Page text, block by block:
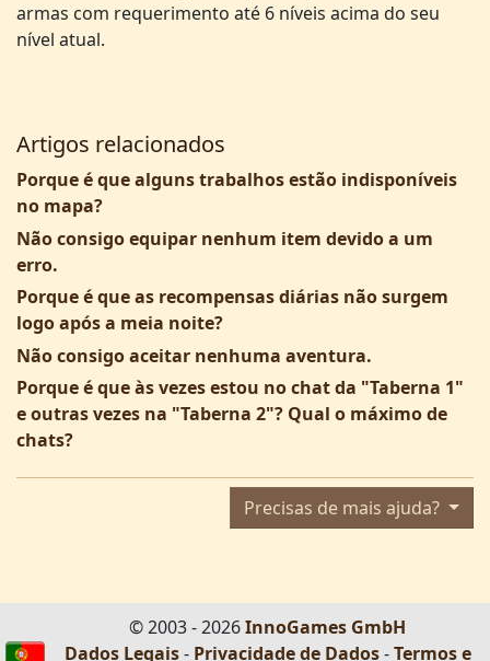
armas com requerimento até 6 níveis acima do seu
nível atual.
Artigos relacionados
Porque é que alguns trabalhos estão indisponíveis
no mapa?
Não consigo equipar nenhum item devido a um
erro.
Porque é que as recompensas diárias não surgem
logo após a meia noite?
Não consigo aceitar nenhuma aventura.
Porque é que às vezes estou no chat da "Taberna 1"
e outras vezes na "Taberna 2"? Qual o máximo de
chats?
Precisas de mais ajuda?
© 2003 - 2026InnoGames GmbH
Dados Legais- Privacidade de Dados-Termos e